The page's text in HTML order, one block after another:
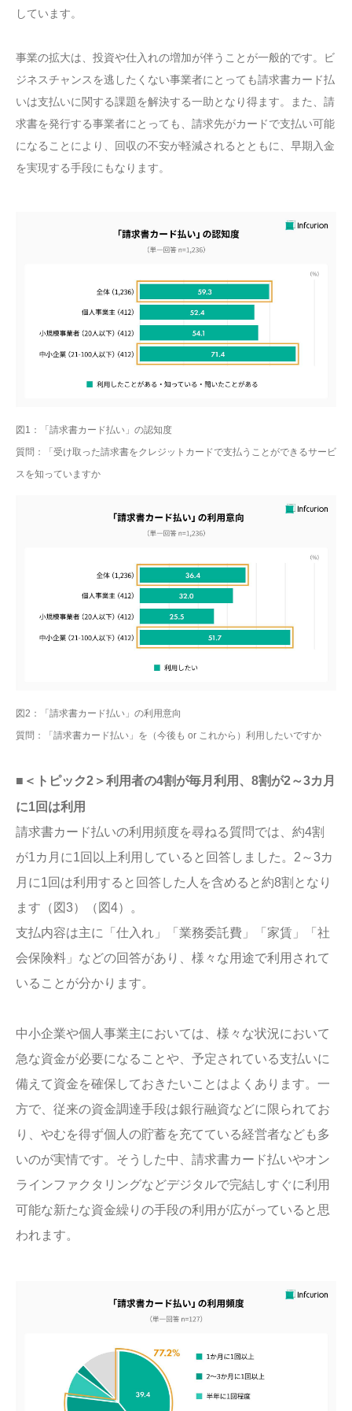
しています。
事業の拡大は、投資や仕入れの増加が伴うことが一般的です。ビ
ジネスチャンスを逃したくない事業者にとっても請求書カード払
いは支払いに関する課題を解決する一助となり得ます。また、請
求書を発行する事業者にとっても、請求先がカードで支払い可能
になることにより、回収の不安が軽減されるとともに、早期入金
を実現する手段にもなります。
図1：「請求書カード払い」の認知度
質問：「受け取った請求書をクレジットカードで支払うことができるサービ
スを知っていますか
図2：「請求書カード払い」の利用意向
質問：「請求書カード払い」を（今後も or これから）利用したいですか
■＜トピック2＞利用者の4割が毎月利用、8割が2～3カ月
に1回は利用
請求書カード払いの利用頻度を尋ねる質問では、約4割
が1カ月に1回以上利用していると回答しました。2～3カ
月に1回は利用すると回答した人を含めると約8割となり
ます（図3）（図4）。
支払内容は主に「仕入れ」「業務委託費」「家賃」「社
会保険料」などの回答があり、様々な用途で利用されて
いることが分かります。
中小企業や個人事業主においては、様々な状況において
急な資金が必要になることや、予定されている支払いに
備えて資金を確保しておきたいことはよくあります。一
方で、従来の資金調達手段は銀行融資などに限られてお
り、やむを得ず個人の貯蓄を充てている経営者なども多
いのが実情です。そうした中、請求書カード払いやオン
ラインファクタリングなどデジタルで完結しすぐに利用
可能な新たな資金繰りの手段の利用が広がっていると思
われます。